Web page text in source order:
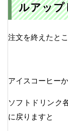
ルアップ
注文を終えたと
アイスコーヒー
ソフトドリンク
に戻りますと